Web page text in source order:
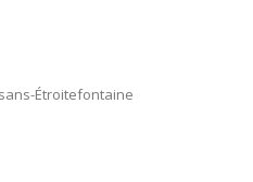
Étroitefontaine